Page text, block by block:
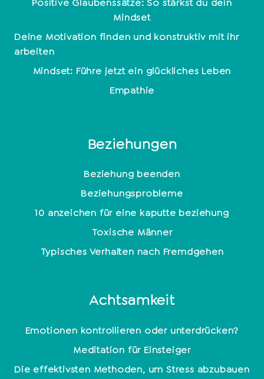
Positive Glaubenssätze: So stärkst du dein
Mindset
Deine Motivation finden und konstruktiv mit ihr
arbeiten
Mindset: Führe jetzt ein glückliches Leben
Empathie
Beziehungen
Beziehung beenden
Beziehungsprobleme
10 anzeichen für eine kaputte beziehung
Toxische Männer
Typisches Verhalten nach Fremdgehen
Achtsamkeit
Emotionen kontrollieren oder unterdrücken?
Meditation für Einsteiger
Die effektivsten Methoden, um Stress abzubauen